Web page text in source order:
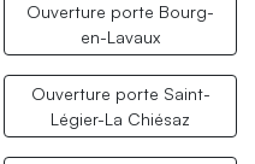
Ouverture porte Bourg-
en-Lavaux
Ouverture porte Saint-
Légier-La Chiésaz